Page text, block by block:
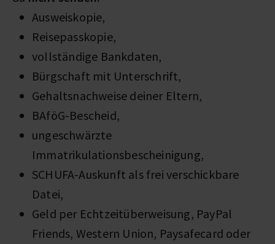
Ausweiskopie,
Reisepasskopie,
vollständige Bankdaten,
Bürgschaft mit Unterschrift,
Gehaltsnachweise deiner Eltern,
BAföG-Bescheid,
ungeschwärzte
Immatrikulationsbescheinigung,
SCHUFA-Auskunft als frei verschickbare
Datei,
Geld per Echtzeitüberweisung, PayPal
Friends, Western Union, Paysafecard oder